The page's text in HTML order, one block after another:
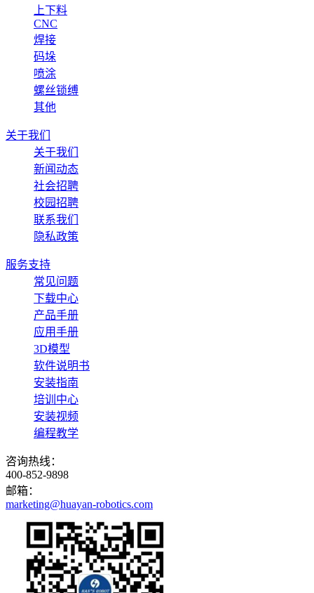
上下料
CNC
焊接
码垛
喷涂
螺丝锁缚
其他
关于我们
关于我们
新闻动态
社会招聘
校园招聘
联系我们
隐私政策
服务支持
常见问题
下载中心
产品手册
应用手册
3D模型
软件说明书
安装指南
培训中心
安装视频
编程教学
咨询热线：
400-852-9898
邮箱：
marketing@huayan-robotics.com